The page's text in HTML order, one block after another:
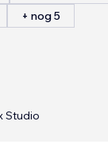
+ nog 5
Studio